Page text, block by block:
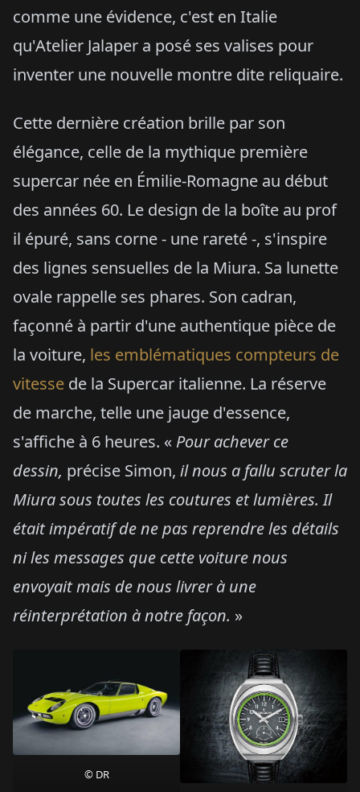
comme une évidence, c'est en Italie
qu'Atelier Jalaper a posé ses valises pour
inventer une nouvelle montre dite reliquaire.
Cette dernière création brille par son
élégance, celle de la mythique première
supercar née en Émilie-Romagne au début
des années 60. Le design de la boîte au prof
il épuré, sans corne - une rareté -, s'inspire
des lignes sensuelles de la Miura. Sa lunette
ovale rappelle ses phares. Son cadran,
façonné à partir d'une authentique pièce de
la voiture, les emblématiques compteurs de
vitesse de la Supercar italienne. La réserve
de marche, telle une jauge d'essence,
s'affiche à 6 heures. « Pour achever ce
dessin, précise Simon, il nous a fallu scruter la
Miura sous toutes les coutures et lumières. Il
était impératif de ne pas reprendre les détails
ni les messages que cette voiture nous
envoyait mais de nous livrer à une
réinterprétation à notre façon. »
© DR